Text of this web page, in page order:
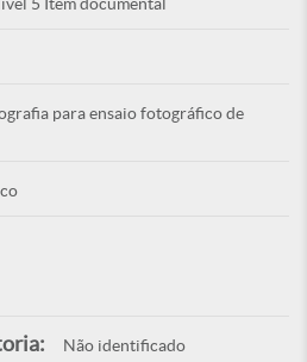
5 Item documental
para ensaio fotográfico de
Não identificado